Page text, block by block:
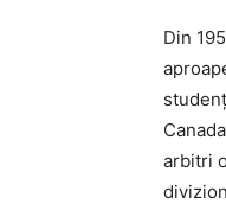
Din
arbitri